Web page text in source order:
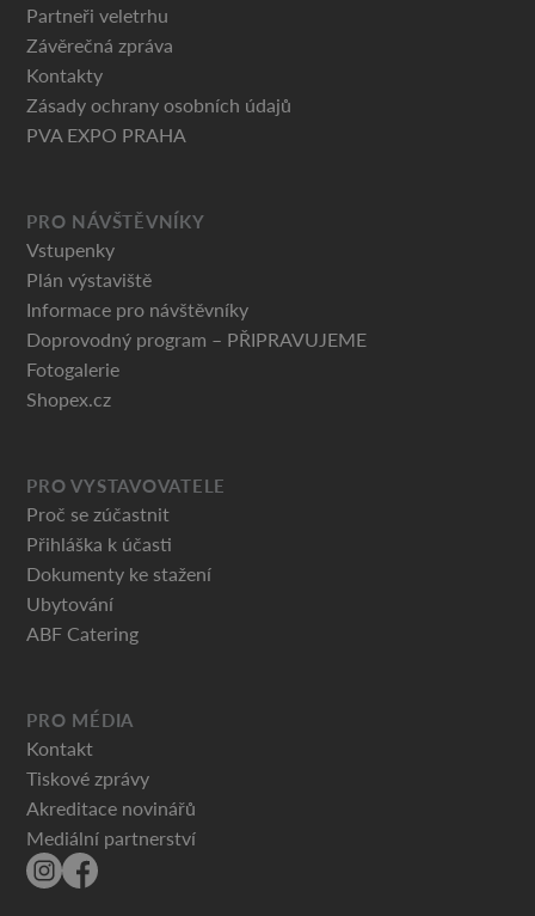
Partneři veletrhu
Závěrečná zpráva
Kontakty
Zásady ochrany osobních údajů
PVA EXPO PRAHA
PRO NÁVŠTĚVNÍKY
Vstupenky
Plán výstaviště
Informace pro návštěvníky
Doprovodný program – PŘIPRAVUJEME
Fotogalerie
Shopex.cz
PRO VYSTAVOVATELE
Proč se zúčastnit
Přihláška k účasti
Dokumenty ke stažení
Ubytování
ABF Catering
PRO MÉDIA
Kontakt
Tiskové zprávy
Akreditace novinářů
Mediální partnerství